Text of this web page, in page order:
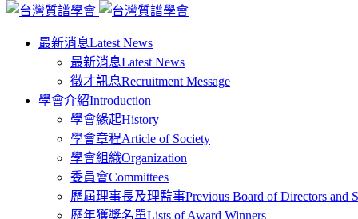
最新消息Latest News
最新消息Latest News
徵才訊息Recruitment Message
學會介紹Introduction
學會緣起History
學會章程Article of Society
學會組織Organization
委員會Committees
歷屆理事長及理監事Previous Board of Directors and
歷年獲獎名單Lists of Award Winners